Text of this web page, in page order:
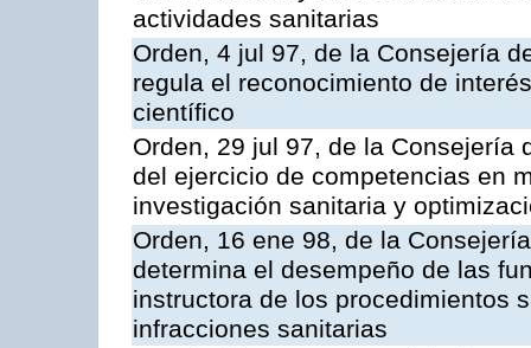
actividades sanitarias
Orden, 4 jul 97, de la Consejería
regula el reconocimiento de
científico
Orden, 29 jul 97, de la Consejería
del ejercicio de competencias en
investigación sanitaria y
Orden, 16 ene 98, de la
determina el desempeño de las
instructora de los procedimientos
infracciones sanitarias